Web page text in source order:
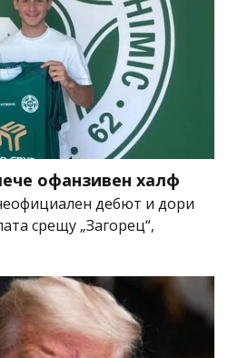
офанзивен халф
дебют и дори
срещу „Загорец“,